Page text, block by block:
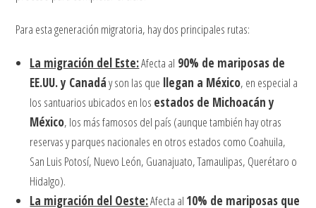
Para esta generación migratoria, hay dos principales rutas:
La migración del Este:Afecta al 90% de mariposas de
EE.UU. y Canadáy son las que llegan a México, en especial a
los santuarios ubicados en los estados de Michoacán y
México, los más famosos del país (aunque también hay otras
reservas y parques nacionales en otros estados como Coahuila,
San Luis Potosí, Nuevo León, Guanajuato, Tamaulipas, Querétaro o
Hidalgo).
La migración del Oeste:Afecta al 10% de mariposas que